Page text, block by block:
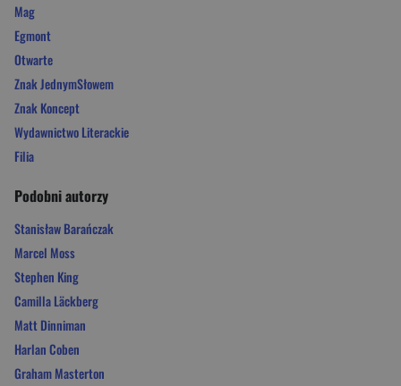
Mag
Egmont
Otwarte
Znak JednymSłowem
Znak Koncept
Wydawnictwo Literackie
Filia
Podobni autorzy
Stanisław Barańczak
Marcel Moss
Stephen King
Camilla Läckberg
Matt Dinniman
Harlan Coben
Graham Masterton